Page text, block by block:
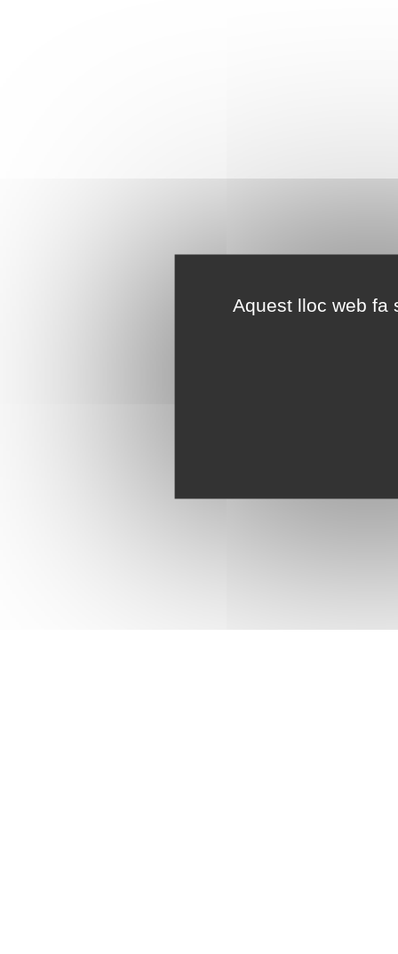
Aquest lloc web fa